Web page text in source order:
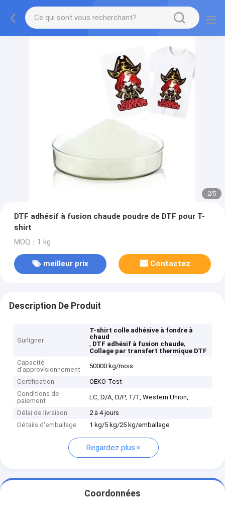
2/5
DTF adhésif à fusion chaude poudre de DTF pour T-
shirt
MOQ：1 kg
meilleur prix Contactez
Description De Produit
Surligner
T-shirt colle adhésive à fondre à
chaud
, DTF adhésif à fusion chaude,
Collage par transfert thermique DTF
Capacité
d'approvisionnement
50000 kg/mois
Certification
OEKO-Test
Conditions de
paiement
LC, D/A, D/P, T/T, Western Union,
Délai de livraison
2 à 4 jours
Détails d'emballage
1 kg/5 kg/25 kg/emballage
Regardez plus
Coordonnées